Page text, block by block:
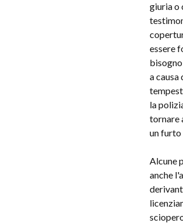
giuria o
essere
a causa
la
tornare
un furto
Alcune
anche